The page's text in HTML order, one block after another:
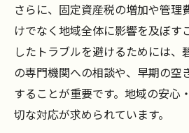
さらに、固定資産税の増加や管理
けでなく地域全体に影響を及ぼす
したトラブルを避けるためには、
の専門機関への相談や、早期の空
することが重要です。地域の安心
切な対応が求められています。